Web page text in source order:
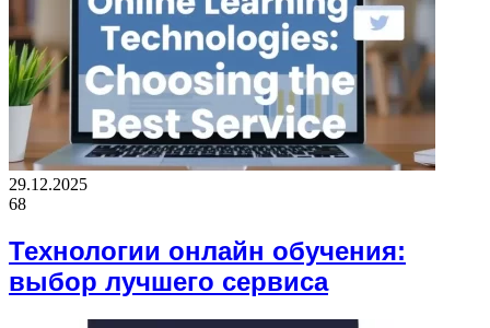
29.12.2025
68
Технологии онлайн обучения:
выбор лучшего сервиса